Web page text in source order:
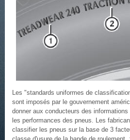
Les "standards uniformes de
sont imposés par le gouvernement
donner aux conducteurs des
les performances des pneus. Les
classifier les pneus sur la base de 3